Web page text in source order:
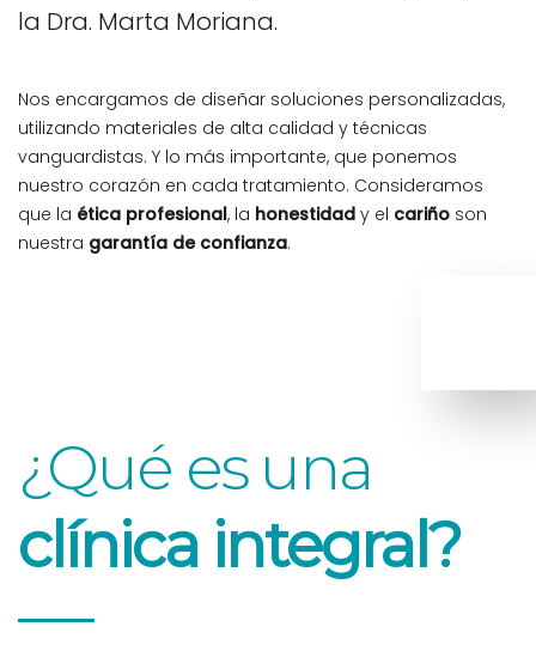
la Dra. Marta Moriana.
Nos encargamos de diseñar soluciones personalizadas,
utilizando materiales de alta calidad y técnicas
vanguardistas. Y lo más importante, que ponemos
nuestro corazón en cada tratamiento. Consideramos
que la ética profesional, la honestidad y el cariño son
nuestra garantía de confianza.
¿Qué es una
clínica integral?